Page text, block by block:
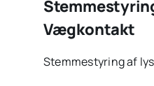
Vægkontakt
Stemmestyring af